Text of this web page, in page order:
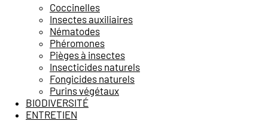
Coccinelles
Insectes auxiliaires
Nématodes
Phéromones
Pièges à insectes
Insecticides naturels
Fongicides naturels
Purins végétaux
BIODIVERSITÉ
ENTRETIEN